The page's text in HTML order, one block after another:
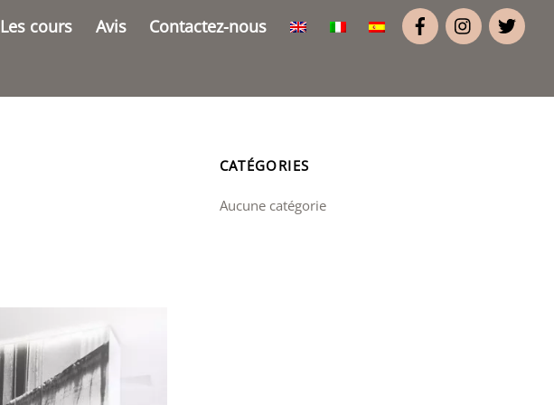
Les cours Avis Contactez-nous
CATÉGORIES
Aucune catégorie